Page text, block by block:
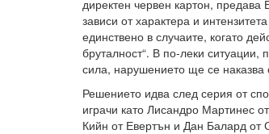
директен червен картон,
зависи от характера и
единствено в случаите, когато
бруталност“. В по-леки
сила, нарушението ще се наказва
Решението идва след серия от
играчи като Лисандро Мартинес
Кийн от Евертън и Дан Балард от